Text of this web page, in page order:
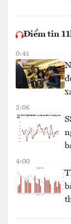
Điểm tin
0:41
2:06
4:00